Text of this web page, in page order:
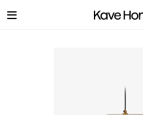

STOCK DISPONIBLE.